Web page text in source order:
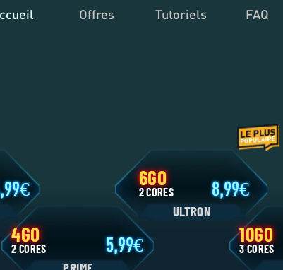
Offres Tutoriels FAQ
4,99
4GO
2 CORES 5,99
6GO
2 CORES 8,99
3